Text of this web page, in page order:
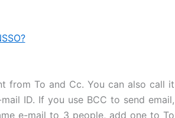
from To and Cc. You can also call it
ID. If you use BCC to send email,
e-mail to 3 people, add one to To